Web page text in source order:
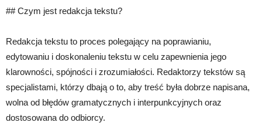
## Czym jest redakcja tekstu?
Redakcja tekstu to proces polegający na poprawianiu,
edytowaniu i doskonaleniu tekstu w celu zapewnienia jego
klarowności, spójności i zrozumiałości. Redaktorzy tekstów są
specjalistami, którzy dbają o to, aby treść była dobrze napisana,
wolna od błędów gramatycznych i interpunkcyjnych oraz
dostosowana do odbiorcy.